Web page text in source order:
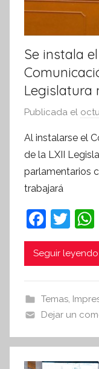
Se instala
Legislatura
Publicada el
Al instalarse el
de la LXII
parlamentarios
trabajará
F
a
c
b
o
o
k
T
w
itt
Seguir leyendo
Temas,
Dejar un